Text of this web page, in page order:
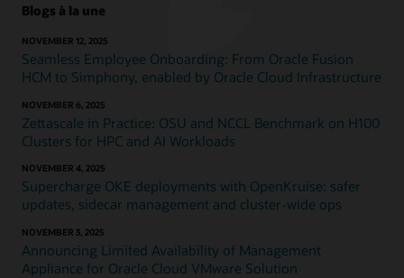
Blogs à la une
NOVEMBER 12, 2025
Seamless Employee Onboarding: From Oracle Fusion
HCM to Simphony, enabled by Oracle Cloud Infrastructure
NOVEMBER 6, 2025
Zettascale in Practice: OSU and NCCL Benchmark on H100
Clusters for HPC and AI Workloads
NOVEMBER 4, 2025
Supercharge OKE deployments with OpenKruise: safer
updates, sidecar management and cluster-wide ops
NOVEMBER 3, 2025
Announcing Limited Availability of Management
Appliance for Oracle Cloud VMware Solution